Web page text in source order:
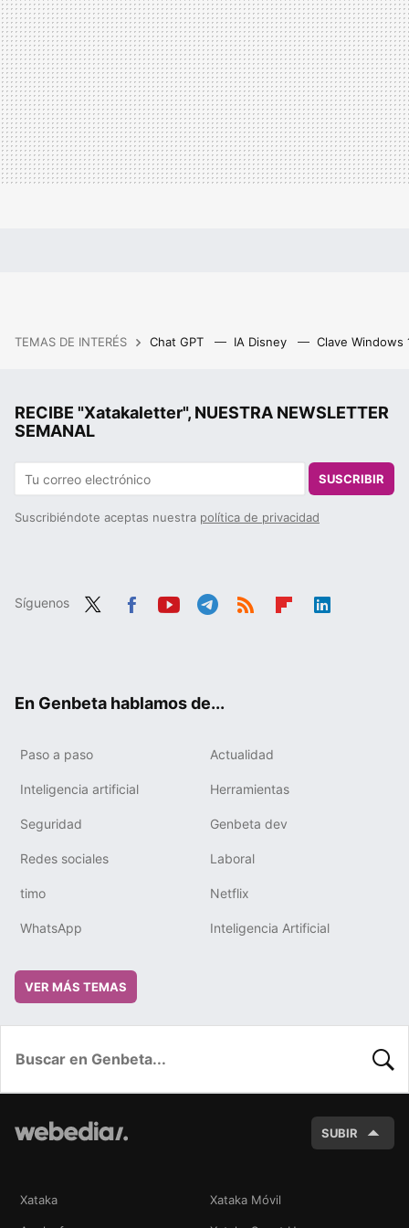
TEMAS DE INTERÉS Chat GPT IA Disney Clave Windows
RECIBE "Xatakaletter", NUESTRA NEWSLETTER
SEMANAL
SUSCRIBIR
Suscribiéndote aceptas nuestra política de privacidad
Síguenos
En Genbeta hablamos de...
Paso a paso Actualidad
Inteligencia artificial Herramientas
Seguridad Genbeta dev
Redes sociales Laboral
timo Netflix
WhatsApp Inteligencia Artificial
VER MÁS TEMAS
SUBIR
Xataka Xataka Móvil